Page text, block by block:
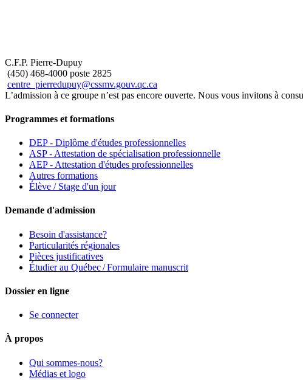
C.F.P. Pierre-Dupuy
(450) 468-4000 poste 2825
centre_pierredupuy@cssmv.gouv.qc.ca
L’admission à ce groupe n’est pas encore ouverte. Nous vous invitons à
Programmes et formations
DEP - Diplôme d'études professionnelles
ASP - Attestation de spécialisation professionnelle
AEP - Attestation d'études professionnelles
Autres formations
Élève / Stage d'un jour
Demande d'admission
Besoin d'assistance?
Particularités régionales
Pièces justificatives
Étudier au Québec / Formulaire manuscrit
Dossier en ligne
Se connecter
À propos
Qui sommes-nous?
Médias et logo